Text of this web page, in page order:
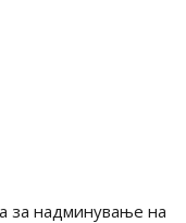
за надминување на